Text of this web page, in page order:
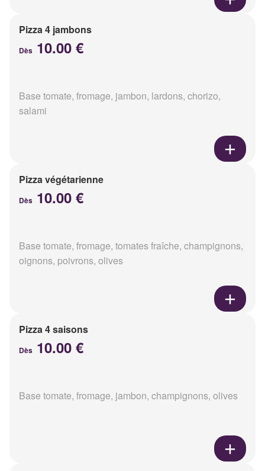
Pizza 4 jambons
Dès 10.00 €
Base tomate, fromage, jambon, lardons, chorizo,
salami
Pizza végétarienne
Dès 10.00 €
Base tomate, fromage, tomates fraîche, champignons,
oignons, poivrons, olives
Pizza 4 saisons
Dès 10.00 €
Base tomate, fromage, jambon, champignons, olives